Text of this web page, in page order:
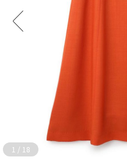
1 / 18